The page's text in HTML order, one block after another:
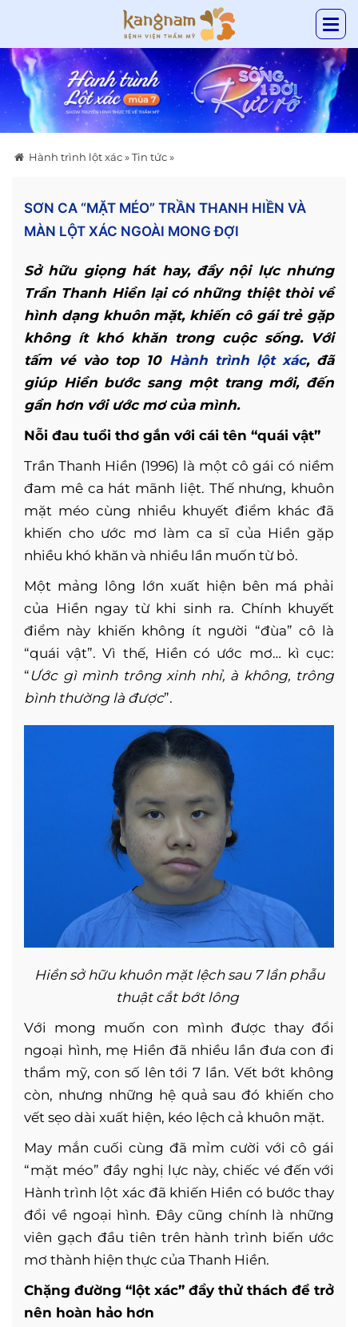
Hành trình lột xác»Tin tức»
SƠN CA “MẶT MÉO” TRẦN THANH HIỀN VÀ
MÀN LỘT XÁC NGOÀI MONG ĐỢI
Sở hữu giọng hát hay, đầy nội lực nhưng
Trần Thanh Hiền lại có những thiệt thòi về
hình dạng khuôn mặt, khiến cô gái trẻ gặp
không ít khó khăn trong cuộc sống. Với
tấm vé vào top 10 Hành trình lột xác, đã
giúp Hiền bước sang một trang mới, đến
gần hơn với ước mơ của mình.
Nỗi đau tuổi thơ gắn với cái tên “quái vật”
Trần Thanh Hiền (1996) là một cô gái có niềm
đam mê ca hát mãnh liệt. Thế nhưng, khuôn
mặt méo cùng nhiều khuyết điểm khác đã
khiến cho ước mơ làm ca sĩ của Hiền gặp
nhiều khó khăn và nhiều lần muốn từ bỏ.
Một mảng lông lớn xuất hiện bên má phải
của Hiền ngay từ khi sinh ra. Chính khuyết
điểm này khiến không ít người “đùa” cô là
“quái vật”. Vì thế, Hiền có ước mơ… kì cục:
“Ước gì mình trông xinh nhỉ, à không, trông
bình thường là được”.
Hiền sở hữu khuôn mặt lệch sau 7 lần phẫu
thuật cắt bớt lông
Với mong muốn con mình được thay đổi
ngoại hình, mẹ Hiền đã nhiều lần đưa con đi
thẩm mỹ, con số lên tới 7 lần. Vết bớt không
còn, nhưng những hệ quả sau đó khiến cho
vết sẹo dài xuất hiện, kéo lệch cả khuôn mặt.
May mắn cuối cùng đã mỉm cười với cô gái
“mặt méo” đầy nghị lực này, chiếc vé đến với
Hành trình lột xác đã khiến Hiền có bước thay
đổi về ngoại hình. Đây cũng chính là những
viên gạch đầu tiên trên hành trình biến ước
mơ thành hiện thực của Thanh Hiền.
Chặng đường “lột xác” đầy thử thách để trở
nên hoàn hảo hơn